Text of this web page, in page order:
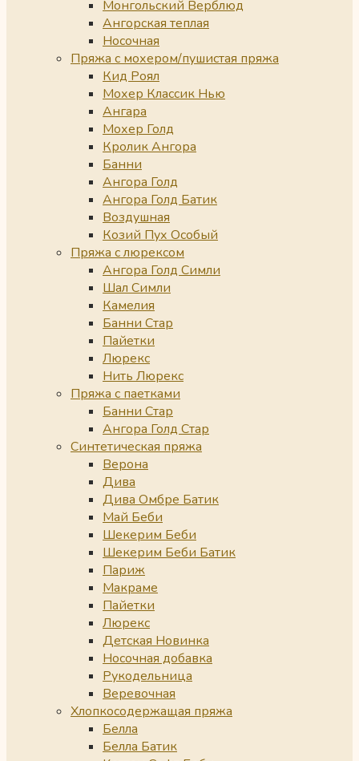
Монгольский Верблюд
Ангорская теплая
Носочная
Пряжа с мохером/пушистая пряжа
Кид Роял
Мохер Классик Нью
Ангара
Мохер Голд
Кролик Ангора
Банни
Ангора Голд
Ангора Голд Батик
Воздушная
Козий Пух Особый
Пряжа с люрексом
Ангора Голд Симли
Шал Симли
Камелия
Банни Стар
Пайетки
Люрекс
Нить Люрекс
Пряжа с паетками
Банни Стар
Ангора Голд Стар
Синтетическая пряжа
Верона
Дива
Дива Омбре Батик
Май Беби
Шекерим Беби
Шекерим Беби Батик
Париж
Макраме
Пайетки
Люрекс
Детская Новинка
Носочная добавка
Рукодельница
Веревочная
Хлопкосодержащая пряжа
Белла
Белла Батик